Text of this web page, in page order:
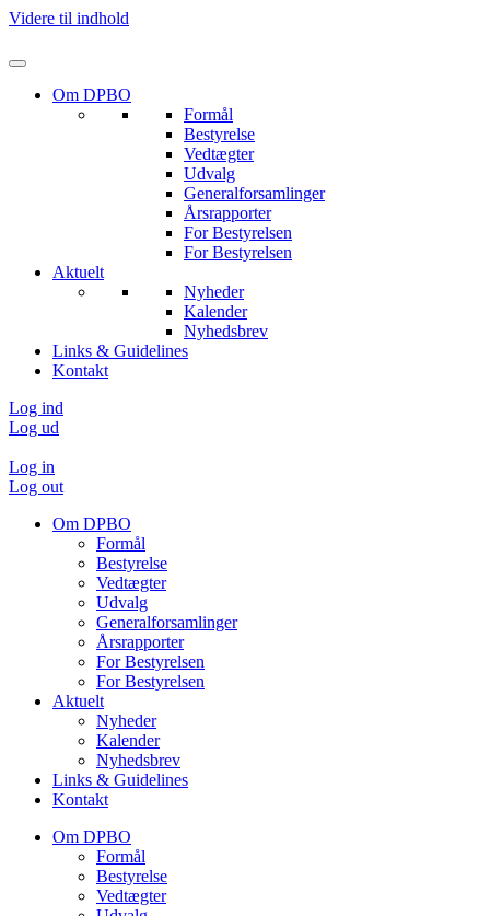
Videre til indhold
Om DPBO
Formål
Bestyrelse
Vedtægter
Udvalg
Generalforsamlinger
Årsrapporter
For Bestyrelsen
For Bestyrelsen
Aktuelt
Nyheder
Kalender
Nyhedsbrev
Links & Guidelines
Kontakt
Log ind
Log ud
Log in
Log out
Om DPBO
Formål
Bestyrelse
Vedtægter
Udvalg
Generalforsamlinger
Årsrapporter
For Bestyrelsen
For Bestyrelsen
Aktuelt
Nyheder
Kalender
Nyhedsbrev
Links & Guidelines
Kontakt
Om DPBO
Formål
Bestyrelse
Vedtægter